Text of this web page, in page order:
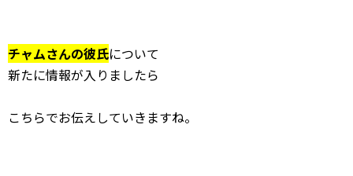
チャムさんの彼氏について
新たに情報が入りましたら
こちらでお伝えしていきますね。